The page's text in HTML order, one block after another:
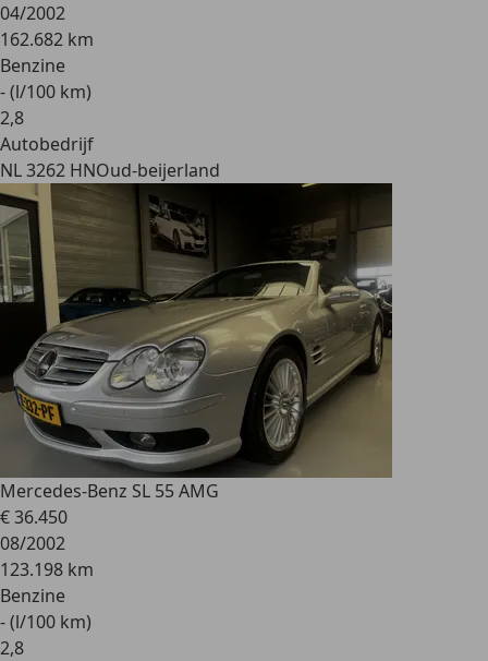
04/2002
162.682 km
Benzine
- (l/100 km)
2,8
Autobedrijf
NL 3262 HNOud-beijerland
Mercedes-Benz SL 55 AMG
€ 36.450
08/2002
123.198 km
Benzine
- (l/100 km)
2,8